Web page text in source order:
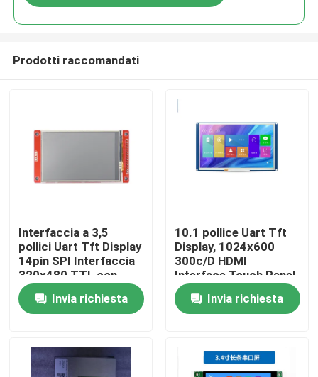
Casa
Prodotti
Video
Prodotti raccomandati
Interfaccia a 3,5
pollici Uart Tft Display
14pin SPI Interfaccia
320x480 TTL con
pannello a
sfioramentoInvia richiesta
10.1 pollice Uart Tft
Display, 1024x600
300c/D HDMI
Interface Touch Panel
Invia richiesta